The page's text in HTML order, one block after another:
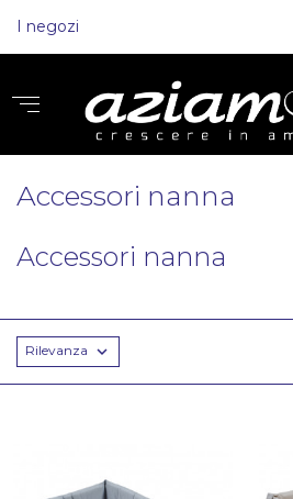
I negozi
Accessori nanna
Accessori nanna
Rilevanza 